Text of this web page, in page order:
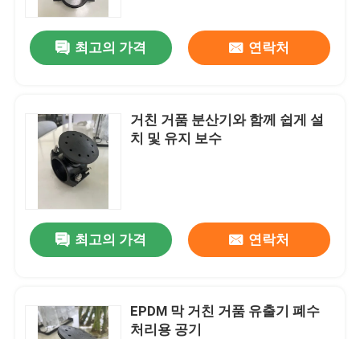
최고의 가격 연락처
거친 거품 분산기와 함께 쉽게 설
치 및 유지 보수
최고의 가격 연락처
EPDM 막 거친 거품 유출기 폐수
처리용 공기